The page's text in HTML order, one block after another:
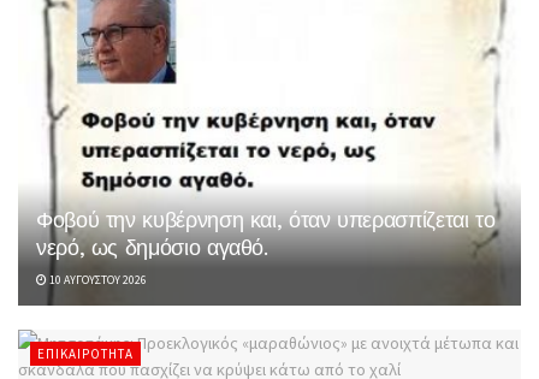
Φοβού την κυβέρνηση και, όταν υπερασπίζεται το
νερό, ως δημόσιο αγαθό.
10 ΑΥΓΟΎΣΤΟΥ 2026
ΕΠΙΚΑΙΡΌΤΗΤΑ